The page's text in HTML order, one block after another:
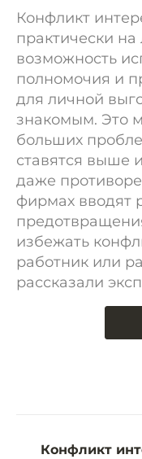
Конфликт
практически на
возможность
полномочия и
для личной
знакомым. Это
больших
ставятся выше
даже
фирмах вводят
избежать
работник или
рассказали
Конфликт